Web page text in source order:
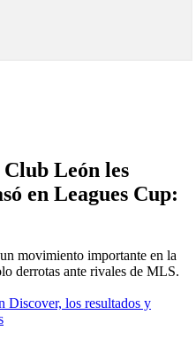
León les
en Leagues Cup:
movimiento importante en la
derrotas ante rivales de MLS.
Discover, los resultados y